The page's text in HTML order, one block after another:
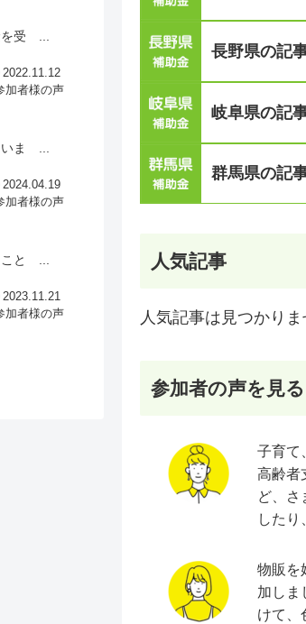
を受 ...
2022.11.12
加者様の声
いま ...
2024.04.19
加者様の声
こと ...
2023.11.21
加者様の声
長野県の記
岐阜県の記
群馬県の記
人気記事
人気記事は見つかりま
参加者の声を見る
子育て
高齢者
ど、さ
した
物販を
加しま
けて、